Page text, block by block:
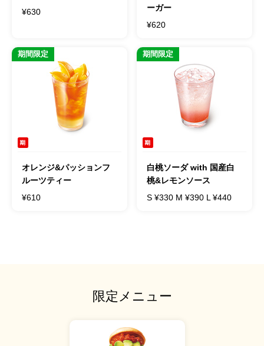
¥630
ーガー
¥620
オレンジ&パッションフ
ルーツティー
¥610
期間限定
白桃ソーダ with 国産白
桃&レモンソース
S ¥330 M ¥390 L ¥440
期間限定
限定メニュー